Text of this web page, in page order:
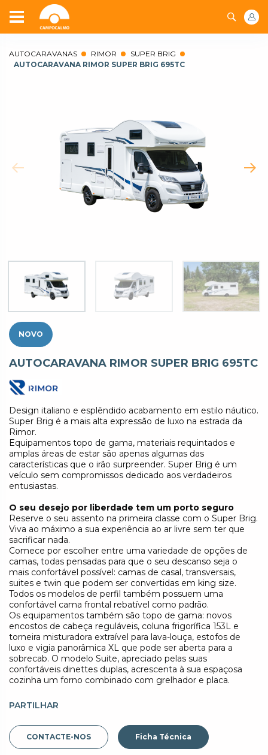
AUTOCARAVANAS RIMOR
SUPER BRIG
AUTOCARAVANA RIMOR SUPER BRIG 695TC
NOVO
AUTOCARAVANA RIMOR SUPER BRIG 695TC
Design italiano e esplêndido acabamento em estilo náutico.
Super Brig é a mais alta expressão de luxo na estrada da
Rimor.
Equipamentos topo de gama, materiais requintados e
amplas áreas de estar são apenas algumas das
características que o irão surpreender. Super Brig é um
veículo sem compromissos dedicado aos verdadeiros
entusiastas.
O seu desejo por liberdade tem um porto seguro
Reserve o seu assento na primeira classe com o Super Brig.
Viva ao máximo a sua experiência ao ar livre sem ter que
sacrificar nada.
Comece por escolher entre uma variedade de opções de
camas, todas pensadas para que o seu descanso seja o
mais confortável possível: camas de casal, transversais,
suites e twin que podem ser convertidas em king size.
Todos os modelos de perfil também possuem uma
confortável cama frontal rebatível como padrão.
Os equipamentos também são topo de gama: novos
encostos de cabeça reguláveis, coluna frigorífica 153L e
torneira misturadora extraível para lava-louça, estofos de
luxo e vigia panorâmica XL que pode ser aberta para a
sobrecab. O modelo Suite, apreciado pelas suas
confortáveis dinettes duplas, acrescenta à sua espaçosa
cozinha um forno combinado com grelhador e placa.
PARTILHAR
CONTACTE-NOS Ficha Técnica